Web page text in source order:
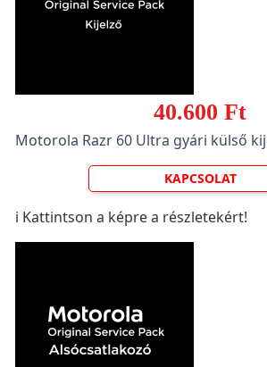
40.600 Ft
Motorola Razr 60 Ultra gyári külső
KAPCSOLAT
ℹ️ Kattintson a képre a részletekért!